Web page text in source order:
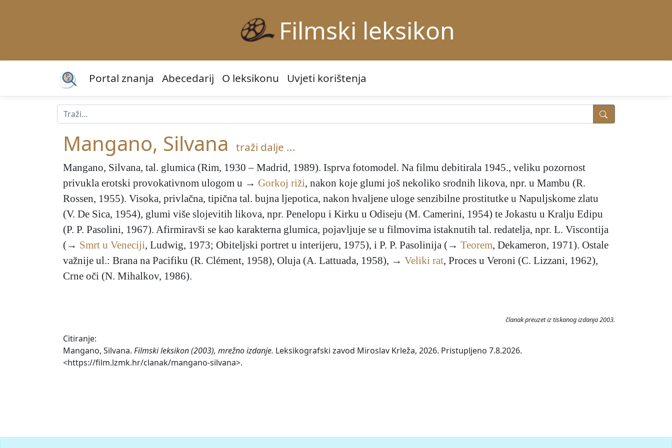
Filmski leksikon
Portal znanja Abecedarij O leksikonu Uvjeti korištenja
Mangano, Silvana traži dalje ...
Mangano, Silvana, tal. glumica (Rim, 1930 – Madrid, 1989). Isprva fotomodel. Na filmu debitirala 1945., veliku pozornost
privukla erotski provokativnom ulogom u → Gorkoj riži, nakon koje glumi još nekoliko srodnih likova, npr. u Mambu (R.
Rossen, 1955). Visoka, privlačna, tipična tal. bujna ljepotica, nakon hvaljene uloge senzibilne prostitutke u Napuljskome zlatu
(V. De Sica, 1954), glumi više slojevitih likova, npr. Penelopu i Kirku u Odiseju (M. Camerini, 1954) te Jokastu u Kralju Edipu
(P. P. Pasolini, 1967). Afirmiravši se kao karakterna glumica, pojavljuje se u filmovima istaknutih tal. redatelja, npr. L. Viscontija
(→ Smrt u Veneciji, Ludwig, 1973; Obiteljski portret u interijeru, 1975), i P. P. Pasolinija (→ Teorem, Dekameron, 1971). Ostale
važnije ul.: Brana na Pacifiku (R. Clément, 1958), Oluja (A. Lattuada, 1958), → Veliki rat, Proces u Veroni (C. Lizzani, 1962),
Crne oči (N. Mihalkov, 1986).
članak preuzet iz tiskanog izdanja 2003.
Citiranje:
Mangano, Silvana. Filmski leksikon (2003), mrežno izdanje. Leksikografski zavod Miroslav Krleža, 2026. Pristupljeno 7.8.2026.
<https://film.lzmk.hr/clanak/mangano-silvana>.